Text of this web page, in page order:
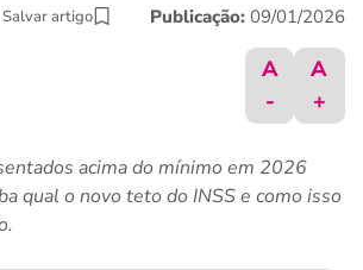
Salvar artigo Publicação: 09/01/2026
A
-
A
+
acima do mínimo em 2026
qual o novo teto do INSS e como isso